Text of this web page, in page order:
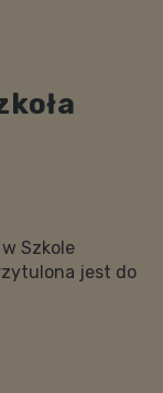
Szkole
jest do